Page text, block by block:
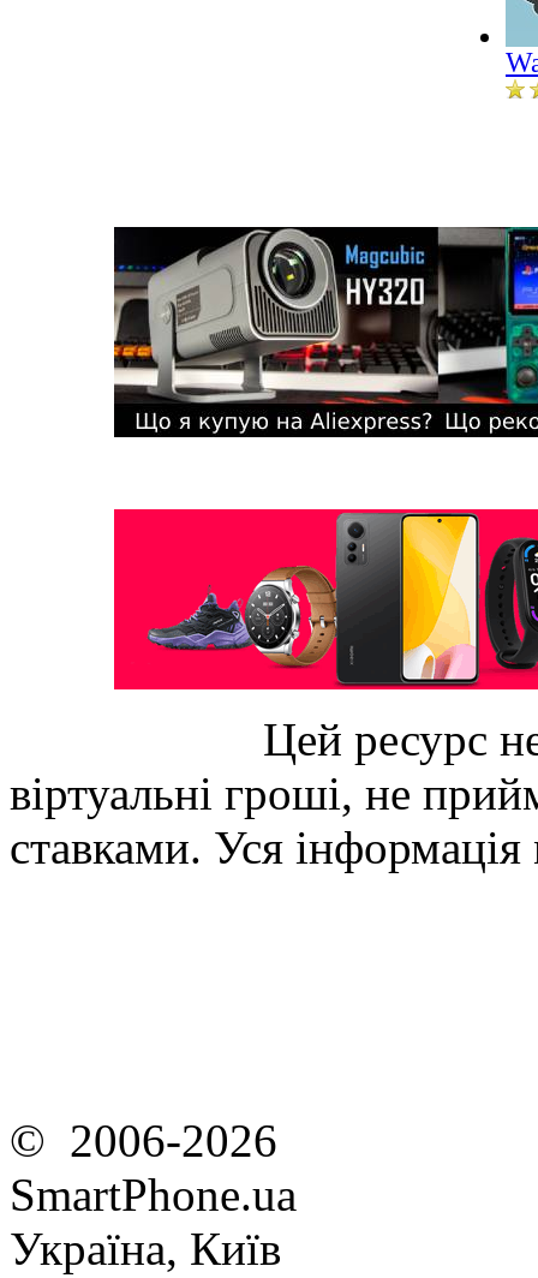
Цей ресурс
віртуальні гроші, не
ставками. Уся
© 2006-2026
SmartPhone.ua
Україна, Київ